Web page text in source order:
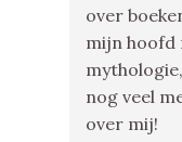
over
mijn hoofd
nog veel
over mij!